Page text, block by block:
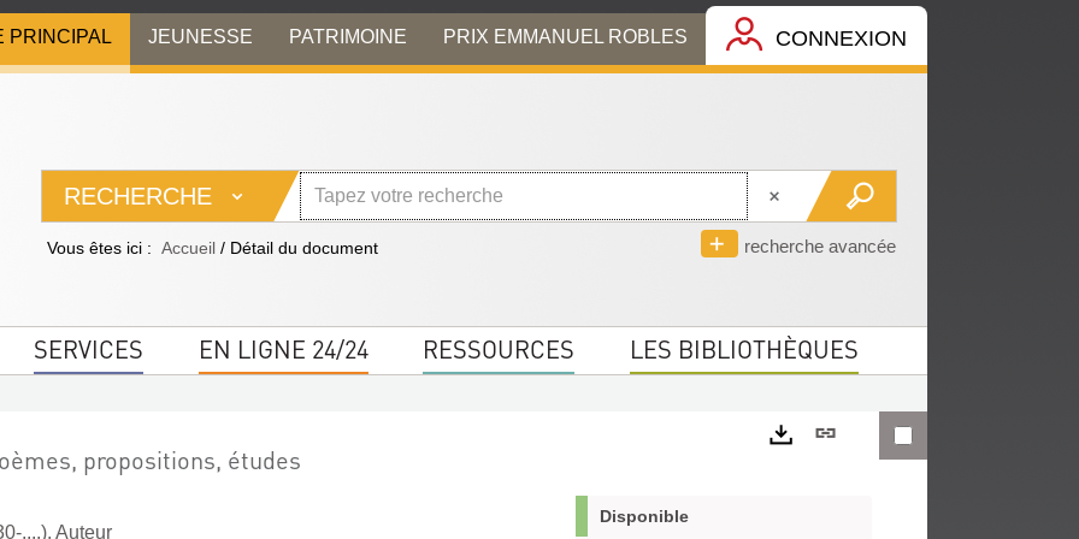
PRINCIPAL JEUNESSE PATRIMOINE PRIX EMMANUEL ROBLES CONNEXION
RECHERCHE
recherche avancée
Vous êtes ici : Accueil / Détail du document
SERVICES EN LIGNE 24/24 RESSOURCES LES BIBLIOTHÈQUES
propositions, études
....). Auteur
Lien
Disponible